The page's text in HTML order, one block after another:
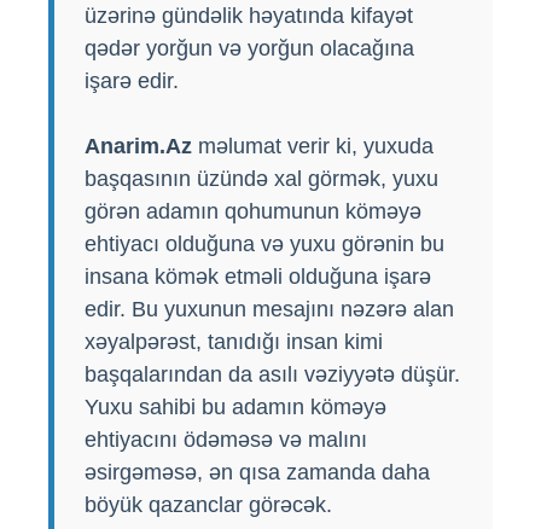
üzərinə gündəlik həyatında kifayət
qədər yorğun və yorğun olacağına
işarə edir.
Anarim.Az məlumat verir ki, yuxuda
başqasının üzündə xal görmək, yuxu
görən adamın qohumunun köməyə
ehtiyacı olduğuna və yuxu görənin bu
insana kömək etməli olduğuna işarə
edir. Bu yuxunun mesajını nəzərə alan
xəyalpərəst, tanıdığı insan kimi
başqalarından da asılı vəziyyətə düşür.
Yuxu sahibi bu adamın köməyə
ehtiyacını ödəməsə və malını
əsirgəməsə, ən qısa zamanda daha
böyük qazanclar görəcək.